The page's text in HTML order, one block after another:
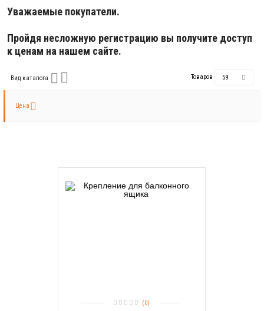
Уважаемые покупатели.
Пройдя несложную регистрацию вы получите доступ
к ценам на нашем сайте.
Вид каталога Товаров 59
Цена
(0)